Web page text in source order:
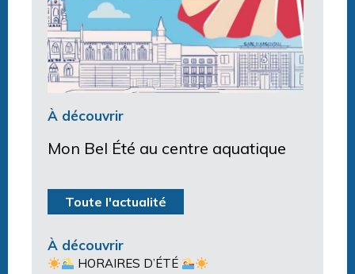
À découvrir
Mon Bel Été au centre aquatique
Toute l'actualité
À découvrir
HORAIRES D’ÉTÉ